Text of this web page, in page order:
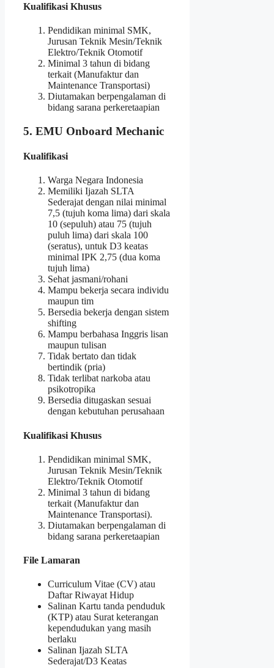
Kualifikasi Khusus
Pendidikan minimal SMK,
Jurusan Teknik Mesin/Teknik
Elektro/Teknik Otomotif
Minimal 3 tahun di bidang
terkait (Manufaktur dan
Maintenance Transportasi)
Diutamakan berpengalaman di
bidang sarana perkeretaapian
5. EMU Onboard Mechanic
Kualifikasi
Warga Negara Indonesia
Memiliki Ijazah SLTA
Sederajat dengan nilai minimal
7,5 (tujuh koma lima) dari skala
10 (sepuluh) atau 75 (tujuh
puluh lima) dari skala 100
(seratus), untuk D3 keatas
minimal IPK 2,75 (dua koma
tujuh lima)
Sehat jasmani/rohani
Mampu bekerja secara individu
maupun tim
Bersedia bekerja dengan sistem
shifting
Mampu berbahasa Inggris lisan
maupun tulisan
Tidak bertato dan tidak
bertindik (pria)
Tidak terlibat narkoba atau
psikotropika
Bersedia ditugaskan sesuai
dengan kebutuhan perusahaan
Kualifikasi Khusus
Pendidikan minimal SMK,
Jurusan Teknik Mesin/Teknik
Elektro/Teknik Otomotif
Minimal 3 tahun di bidang
terkait (Manufaktur dan
Maintenance Transportasi).
Diutamakan berpengalaman di
bidang sarana perkeretaapian
File Lamaran
Curriculum Vitae (CV) atau
Daftar Riwayat Hidup
Salinan Kartu tanda penduduk
(KTP) atau Surat keterangan
kependudukan yang masih
berlaku
Salinan Ijazah SLTA
Sederajat/D3 Keatas